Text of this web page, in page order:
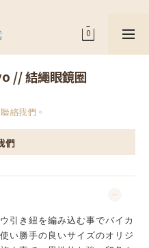
// 結繩眼鏡圈
絡我們。
們
引き紐を編み込む事でバイカ
い勝手の良いサイズのオリジ